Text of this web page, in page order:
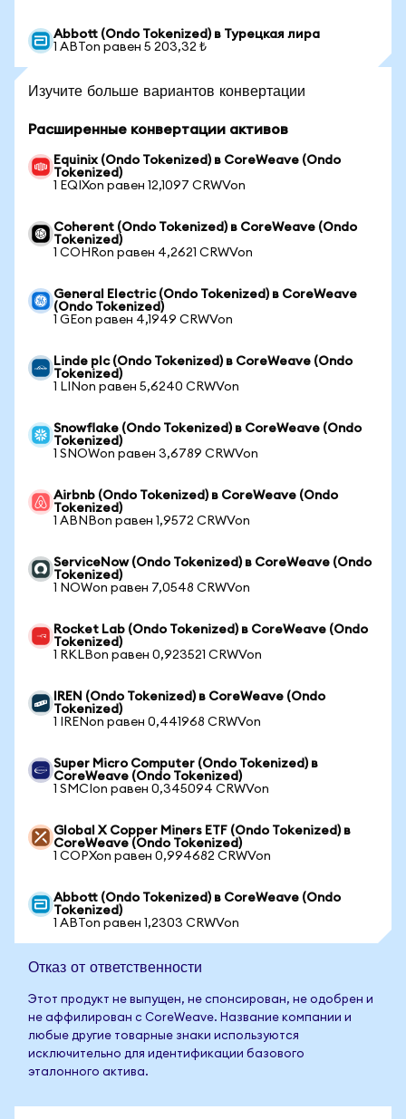
Abbott (Ondo Tokenized) в Турецкая лира
1 ABTon равен 5 203,32 ₺
Изучите больше вариантов конвертации
Расширенные конвертации активов
Equinix (Ondo Tokenized) в CoreWeave (Ondo
Tokenized)
1 EQIXon равен 12,1097 CRWVon
Coherent (Ondo Tokenized) в CoreWeave (Ondo
Tokenized)
1 COHRon равен 4,2621 CRWVon
General Electric (Ondo Tokenized) в CoreWeave
(Ondo Tokenized)
1 GEon равен 4,1949 CRWVon
Linde plc (Ondo Tokenized) в CoreWeave (Ondo
Tokenized)
1 LINon равен 5,6240 CRWVon
Snowflake (Ondo Tokenized) в CoreWeave (Ondo
Tokenized)
1 SNOWon равен 3,6789 CRWVon
Airbnb (Ondo Tokenized) в CoreWeave (Ondo
Tokenized)
1 ABNBon равен 1,9572 CRWVon
ServiceNow (Ondo Tokenized) в CoreWeave (Ondo
Tokenized)
1 NOWon равен 7,0548 CRWVon
Rocket Lab (Ondo Tokenized) в CoreWeave (Ondo
Tokenized)
1 RKLBon равен 0,923521 CRWVon
IREN (Ondo Tokenized) в CoreWeave (Ondo
Tokenized)
1 IRENon равен 0,441968 CRWVon
Super Micro Computer (Ondo Tokenized) в
CoreWeave (Ondo Tokenized)
1 SMCIon равен 0,345094 CRWVon
Global X Copper Miners ETF (Ondo Tokenized) в
CoreWeave (Ondo Tokenized)
1 COPXon равен 0,994682 CRWVon
Abbott (Ondo Tokenized) в CoreWeave (Ondo
Tokenized)
1 ABTon равен 1,2303 CRWVon
Отказ от ответственности
Этот продукт не выпущен, не спонсирован, не одобрен и
не аффилирован с CoreWeave. Название компании и
любые другие товарные знаки используются
исключительно для идентификации базового
эталонного актива.